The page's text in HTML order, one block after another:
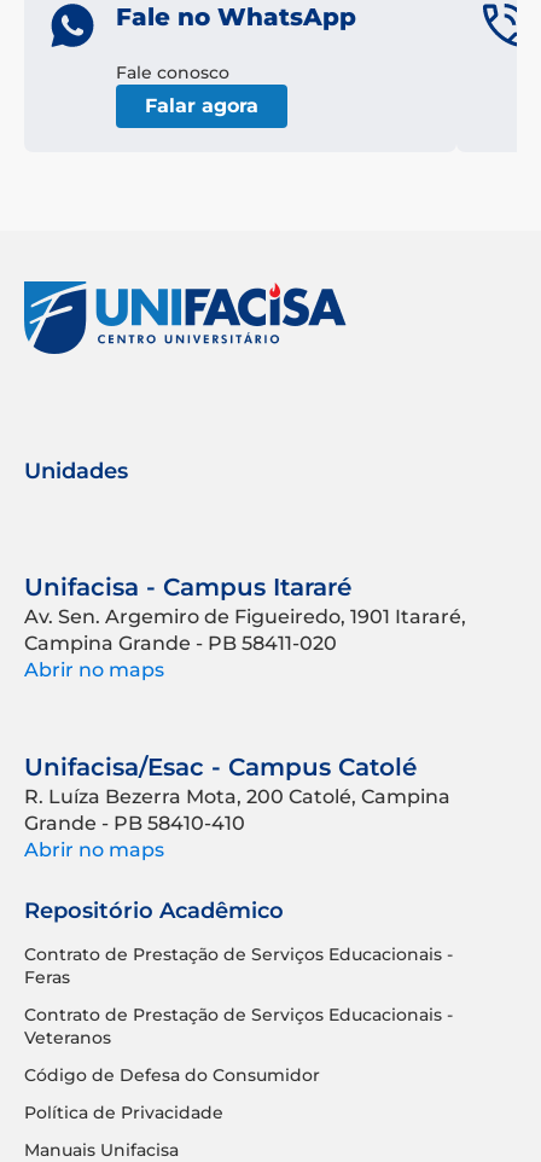
Fale no WhatsApp
Fale conosco
Falar agora
Unidades
Unifacisa - Campus Itararé
Av. Sen. Argemiro de Figueiredo, 1901 Itararé,
Campina Grande - PB 58411-020
Abrir no maps
Unifacisa/Esac - Campus Catolé
R. Luíza Bezerra Mota, 200 Catolé, Campina
Grande - PB 58410-410
Abrir no maps
Repositório Acadêmico
Contrato de Prestação de Serviços Educacionais -
Feras
Contrato de Prestação de Serviços Educacionais -
Veteranos
Código de Defesa do Consumidor
Política de Privacidade
Manuais Unifacisa